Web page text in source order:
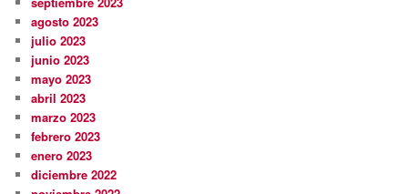
agosto 2023
julio 2023
junio 2023
mayo 2023
abril 2023
marzo 2023
febrero 2023
enero 2023
diciembre 2022